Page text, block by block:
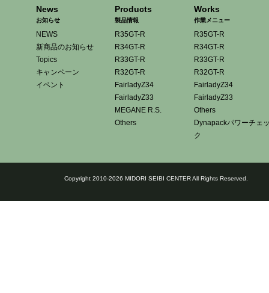
News
お知らせ
NEWS
新商品のお知らせ
Topics
キャンペーン
イベント
Products
製品情報
R35GT-R
R34GT-R
R33GT-R
R32GT-R
FairladyZ34
FairladyZ33
MEGANE R.S.
Others
Works
作業メニュー
R35GT-R
R34GT-R
R33GT-R
R32GT-R
FairladyZ34
FairladyZ33
Others
Dynapackパワーチェ
ク
Copyright 2010-2026 MIDORI SEIBI CENTER All Rights Reserved.